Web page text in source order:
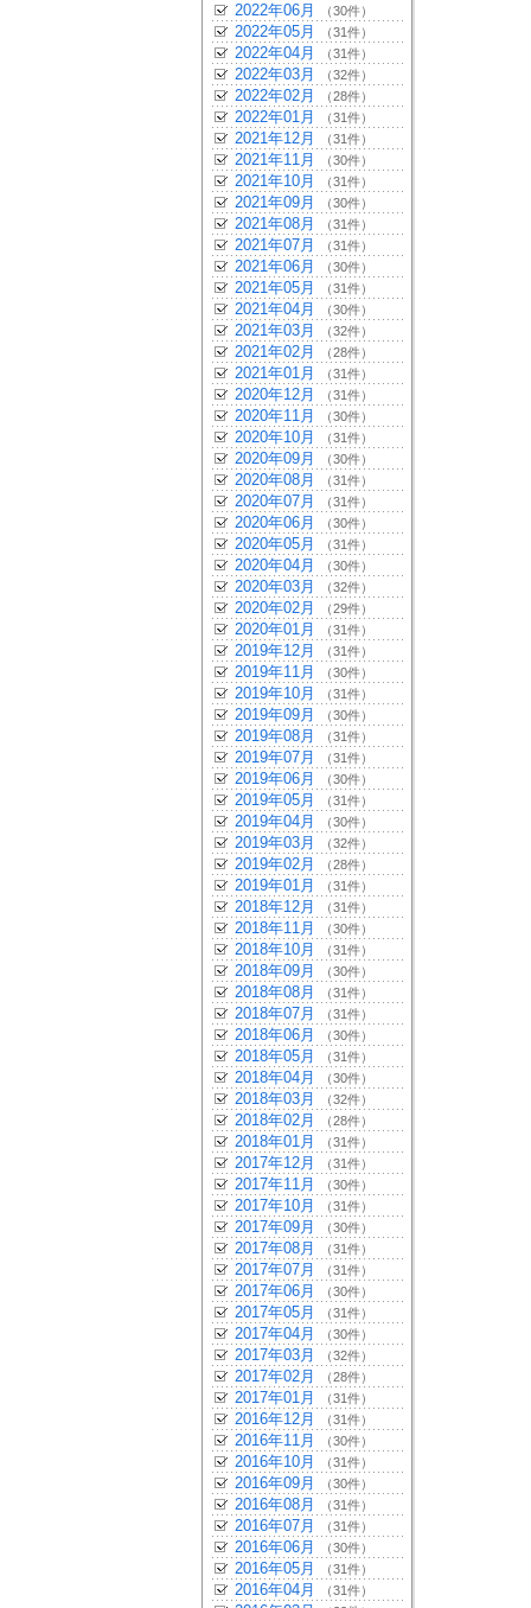
2022年06月 （30件）
2022年05月 （31件）
2022年04月 （31件）
2022年03月 （32件）
2022年02月 （28件）
2022年01月 （31件）
2021年12月 （31件）
2021年11月 （30件）
2021年10月 （31件）
2021年09月 （30件）
2021年08月 （31件）
2021年07月 （31件）
2021年06月 （30件）
2021年05月 （31件）
2021年04月 （30件）
2021年03月 （32件）
2021年02月 （28件）
2021年01月 （31件）
2020年12月 （31件）
2020年11月 （30件）
2020年10月 （31件）
2020年09月 （30件）
2020年08月 （31件）
2020年07月 （31件）
2020年06月 （30件）
2020年05月 （31件）
2020年04月 （30件）
2020年03月 （32件）
2020年02月 （29件）
2020年01月 （31件）
2019年12月 （31件）
2019年11月 （30件）
2019年10月 （31件）
2019年09月 （30件）
2019年08月 （31件）
2019年07月 （31件）
2019年06月 （30件）
2019年05月 （31件）
2019年04月 （30件）
2019年03月 （32件）
2019年02月 （28件）
2019年01月 （31件）
2018年12月 （31件）
2018年11月 （30件）
2018年10月 （31件）
2018年09月 （30件）
2018年08月 （31件）
2018年07月 （31件）
2018年06月 （30件）
2018年05月 （31件）
2018年04月 （30件）
2018年03月 （32件）
2018年02月 （28件）
2018年01月 （31件）
2017年12月 （31件）
2017年11月 （30件）
2017年10月 （31件）
2017年09月 （30件）
2017年08月 （31件）
2017年07月 （31件）
2017年06月 （30件）
2017年05月 （31件）
2017年04月 （30件）
2017年03月 （32件）
2017年02月 （28件）
2017年01月 （31件）
2016年12月 （31件）
2016年11月 （30件）
2016年10月 （31件）
2016年09月 （30件）
2016年08月 （31件）
2016年07月 （31件）
2016年06月 （30件）
2016年05月 （31件）
2016年04月 （31件）